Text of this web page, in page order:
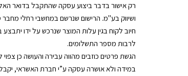
רק אישור בדבר ביצוע עסקה שהתקבל בדואר
ושיווק בע"מ. הרישום שנרשם במחשבי רחלי מחבר
חיוב לקוח בגין עלות המוצר שנרכש על ידו
לרבות מספר התשלומים.
הגשת פרטים כוזבים מהווה עבירה והעושה כן צפוי
במידה ולא אושרה עסקה ע”י חברת האשראי,